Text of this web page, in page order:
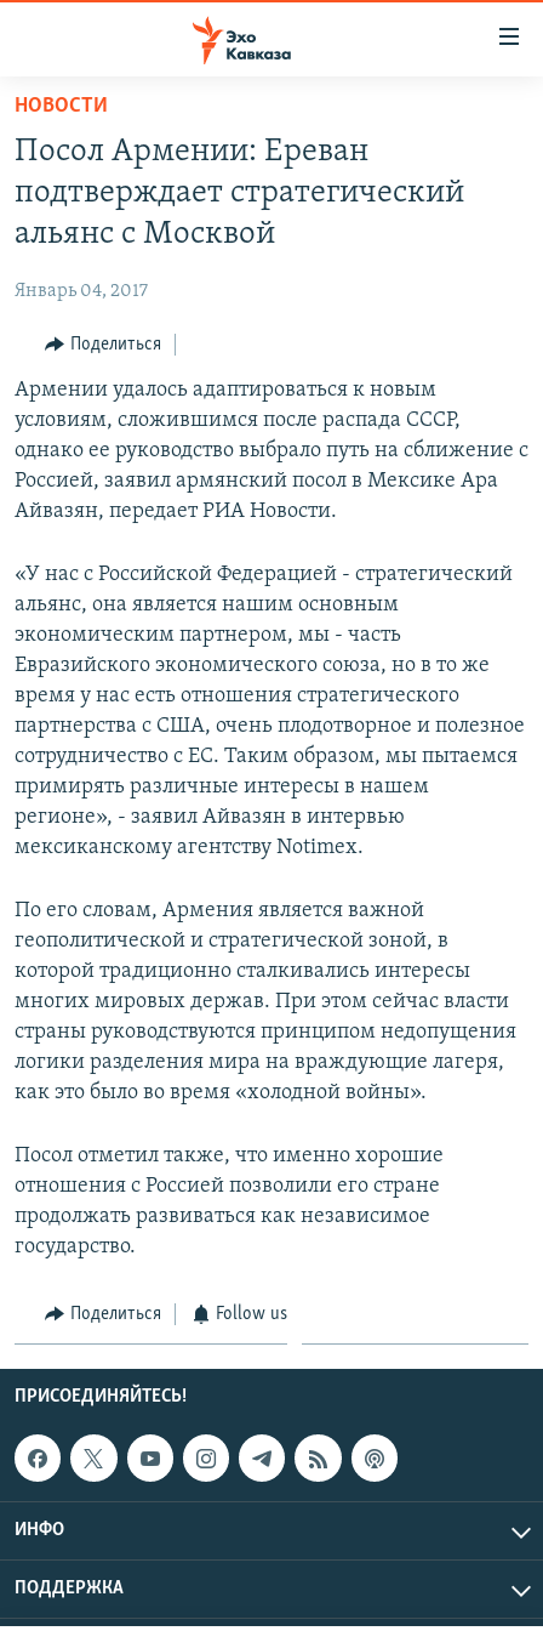
Вернуться
основному
содержанию
главной
навигации
Вернутся
поиску
ВЕСЬ КАВКАЗ
СЕВЕРНЫЙ КАВКАЗ
АРМЕНИЯ
АЗЕРБАЙДЖАН
ТЕМЫ
ПОЛИТИКА
ЭКОНОМИКА
ОБЩЕСТВО
КУЛЬТУРА
СПОРТ
МИР
РУБРИКИ
НЕКРУГЛЫЙ СТОЛ
ГОСТЬ НЕДЕЛИ
ПОЗИЦИЯ
БЛОГИ
ГОЛОСА
ЧИТАЕМ ПРЕССУ
МУЛЬТИМЕДИА
ВИДЕО
ФОТО
АУДИО
ПОДКАСТЫ
АРХИВ РАДИОПРОГРАММЫ
Все сайты РСЕ/РС
НОВОСТИ
Посол Армении: Ереван
подтверждает стратегический
альянс с Москвой
Январь 04, 2017
Поделиться
Армении удалось адаптироваться к новым
условиям, сложившимся после распада СССР,
однако ее руководство выбрало путь на сближение с
Россией, заявил армянский посол в Мексике Ара
Айвазян, передает РИА Новости.
«У нас с Российской Федерацией - стратегический
альянс, она является нашим основным
экономическим партнером, мы - часть
Евразийского экономического союза, но в то же
время у нас есть отношения стратегического
партнерства с США, очень плодотворное и полезное
сотрудничество с ЕС. Таким образом, мы пытаемся
примирять различные интересы в нашем
регионе», - заявил Айвазян в интервью
мексиканскому агентству Notimex.
По его словам, Армения является важной
геополитической и стратегической зоной, в
которой традиционно сталкивались интересы
многих мировых держав. При этом сейчас власти
страны руководствуются принципом недопущения
логики разделения мира на враждующие лагеря,
как это было во время «холодной войны».
Посол отметил также, что именно хорошие
отношения с Россией позволили его стране
продолжать развиваться как независимое
государство.
Поделиться Follow us
ПРИСОЕДИНЯЙТЕСЬ!
ИНФО
ПОДДЕРЖКА